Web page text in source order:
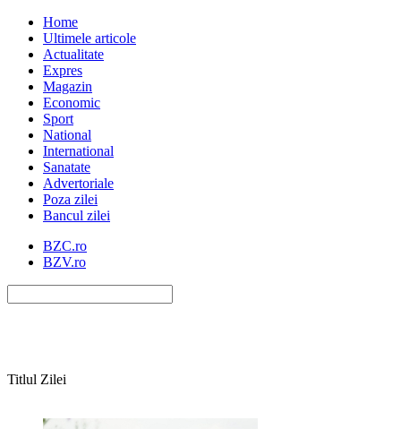
Home
Ultimele articole
Actualitate
Expres
Magazin
Economic
Sport
National
International
Sanatate
Advertoriale
Poza zilei
Bancul zilei
BZC.ro
BZV.ro
Titlul Zilei